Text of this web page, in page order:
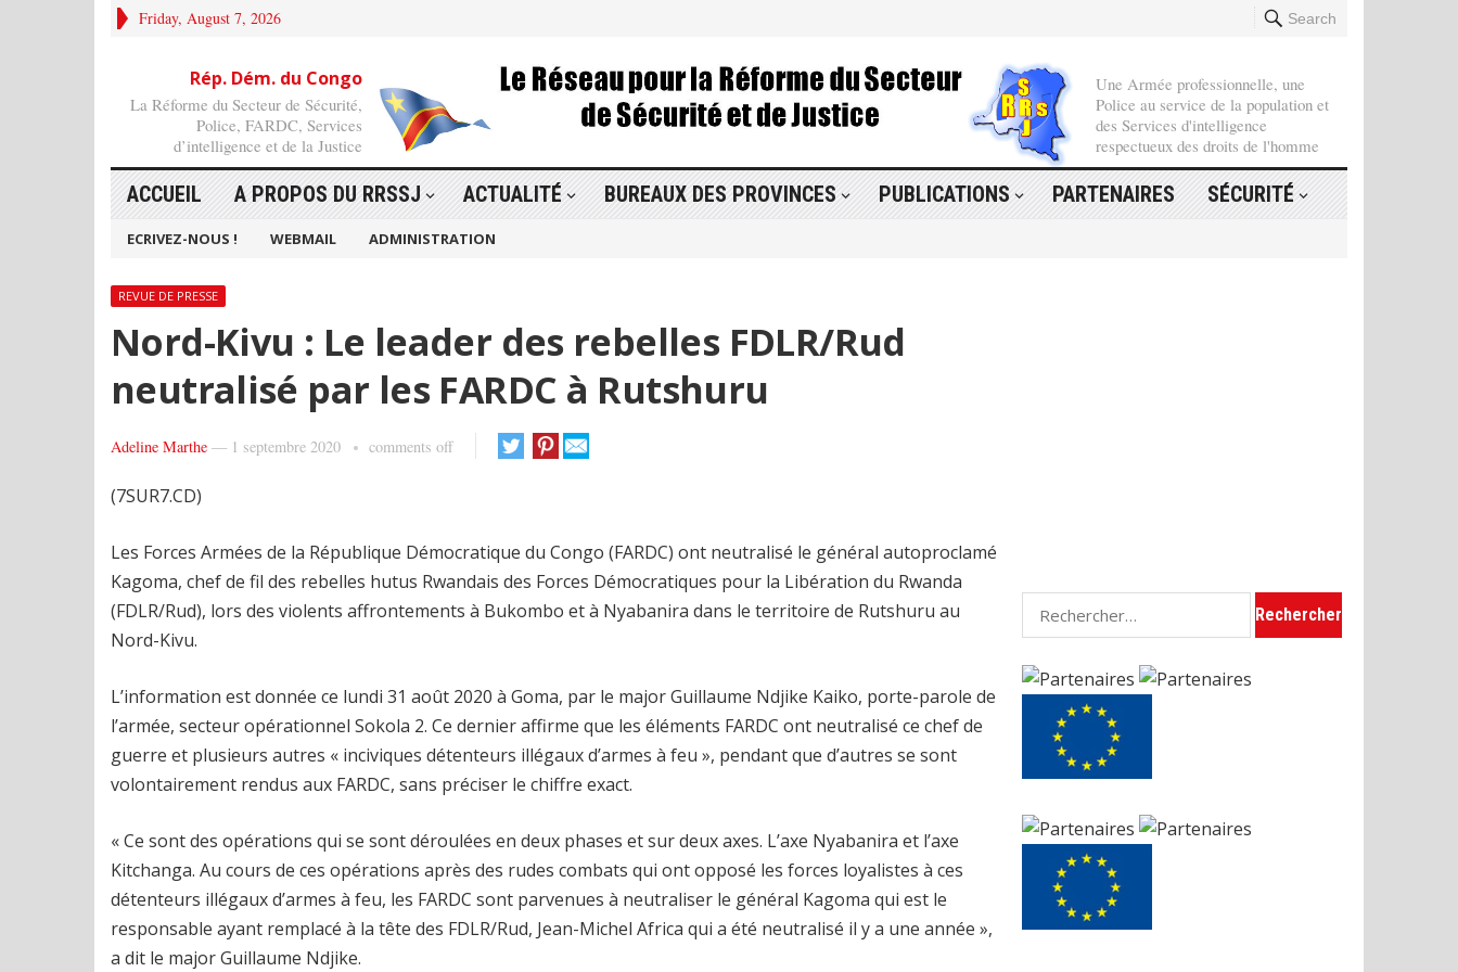
Friday, August 7, 2026 Search
Rép. Dém. du Congo
La Réforme du Secteur de Sécurité,
Police, FARDC, Services
d’intelligence et de la Justice
Une Armée professionnelle, une
Police au service de la population et
des Services d'intelligence
respectueux des droits de l'homme
ACCUEIL A PROPOS DU RRSSJ ACTUALITÉ BUREAUX DES PROVINCES PUBLICATIONS PARTENAIRES SÉCURITÉ
ECRIVEZ-NOUS ! WEBMAIL ADMINISTRATION
REVUE DE PRESSE
Nord-Kivu : Le leader des rebelles FDLR/Rud
neutralisé par les FARDC à Rutshuru
Adeline Marthe — 1 septembre 2020 comments off
(7SUR7.CD)
Les Forces Armées de la République Démocratique du Congo (FARDC) ont neutralisé le général autoproclamé
Kagoma, chef de fil des rebelles hutus Rwandais des Forces Démocratiques pour la Libération du Rwanda
(FDLR/Rud), lors des violents affrontements à Bukombo et à Nyabanira dans le territoire de Rutshuru au
Nord-Kivu.
L’information est donnée ce lundi 31 août 2020 à Goma, par le major Guillaume Ndjike Kaiko, porte-parole de
l’armée, secteur opérationnel Sokola 2. Ce dernier affirme que les éléments FARDC ont neutralisé ce chef de
guerre et plusieurs autres « inciviques détenteurs illégaux d’armes à feu », pendant que d’autres se sont
volontairement rendus aux FARDC, sans préciser le chiffre exact.
« Ce sont des opérations qui se sont déroulées en deux phases et sur deux axes. L’axe Nyabanira et l’axe
Kitchanga. Au cours de ces opérations après des rudes combats qui ont opposé les forces loyalistes à ces
détenteurs illégaux d’armes à feu, les FARDC sont parvenues à neutraliser le général Kagoma qui est le
responsable ayant remplacé à la tête des FDLR/Rud, Jean-Michel Africa qui a été neutralisé il y a une année »,
a dit le major Guillaume Ndjike.
Rechercher :